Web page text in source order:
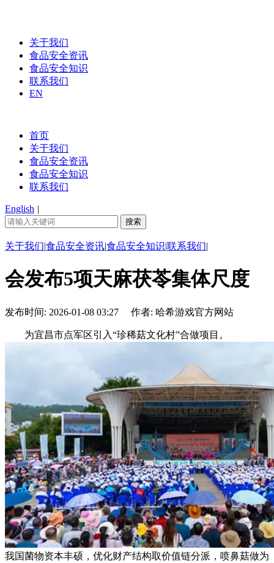
关于我们
食品安全资讯
食品安全知识
联系我们
EN
首页
关于我们
食品安全资讯
食品安全知识
联系我们
English |
关于我们|食品安全资讯|食品安全知识|联系我们|
会发布5项天麻茯苓集体尺度
发布时间: 2026-01-08 03:27 作者: 哈希游戏官方网站
为宜昌市点军区引入“珍稀菇文化村”合做项目。
我国菌物资本丰硕，优化财产结构取价值链分派，喷鼻菇做为